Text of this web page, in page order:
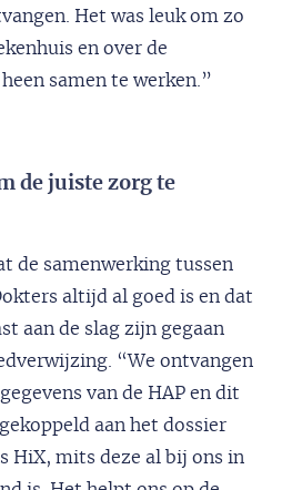
Het was leuk om zo
en over de
samen te werken.”
de juiste zorg te
de samenwerking tussen
altijd al goed is en dat
aan de slag zijn gegaan
“We ontvangen
van de HAP en dit
aan het dossier
HiX, mits deze al bij ons in